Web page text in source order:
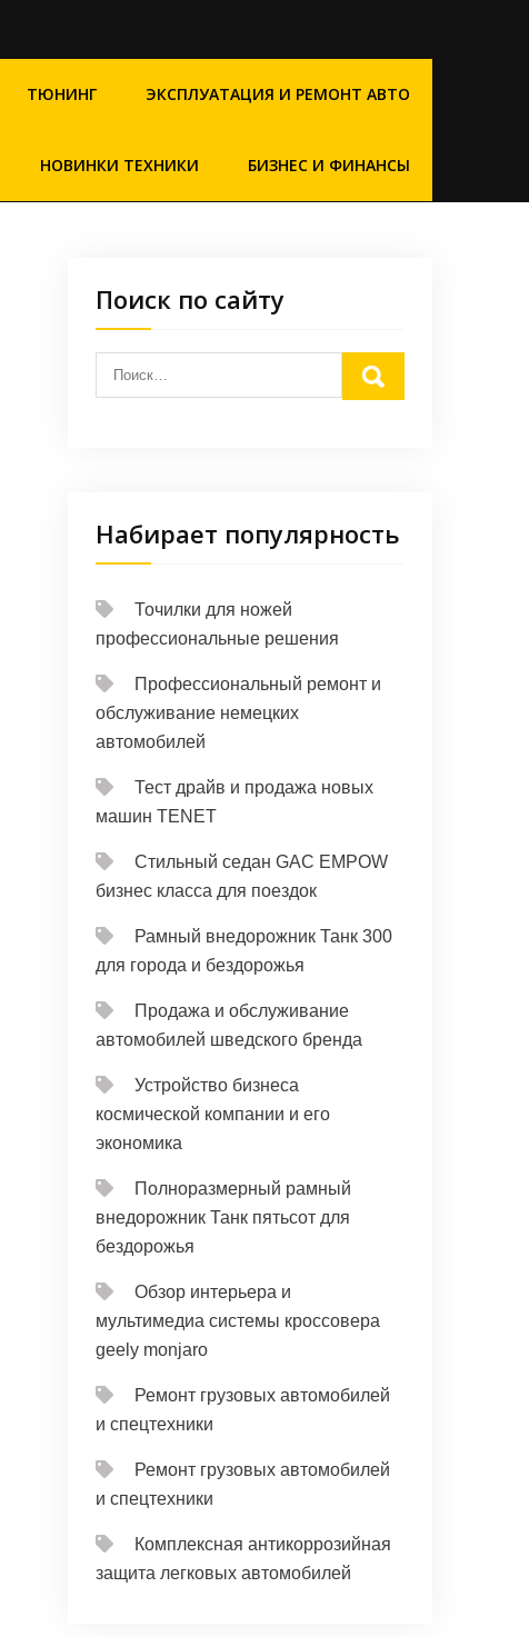
ТЮНИНГ ЭКСПЛУАТАЦИЯ И РЕМОНТ АВТО
НОВИНКИ ТЕХНИКИ БИЗНЕС И ФИНАНСЫ
Поиск по сайту
Набирает популярность
Точилки для ножей
профессиональные решения
Профессиональный ремонт и
обслуживание немецких
автомобилей
Тест драйв и продажа новых
машин TENET
Стильный седан GAC EMPOW
бизнес класса для поездок
Рамный внедорожник Танк 300
для города и бездорожья
Продажа и обслуживание
автомобилей шведского бренда
Устройство бизнеса
космической компании и его
экономика
Полноразмерный рамный
внедорожник Танк пятьсот для
бездорожья
Обзор интерьера и
мультимедиа системы кроссовера
geely monjaro
Ремонт грузовых автомобилей
и спецтехники
Ремонт грузовых автомобилей
и спецтехники
Комплексная антикоррозийная
защита легковых автомобилей